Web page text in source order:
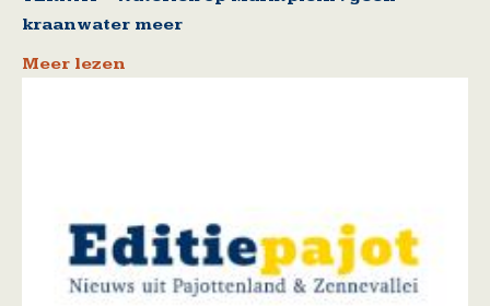
kraanwater meer
Meer lezen